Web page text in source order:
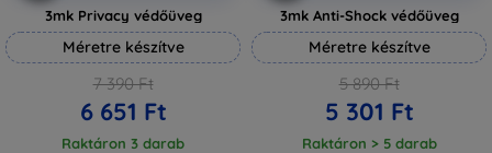
3mk Privacy védőüveg
Méretre készítve
7 390 Ft
6 651 Ft
Raktáron 3 darab
3mk Anti-Shock védőüveg
Méretre készítve
5 890 Ft
5 301 Ft
Raktáron > 5 darab